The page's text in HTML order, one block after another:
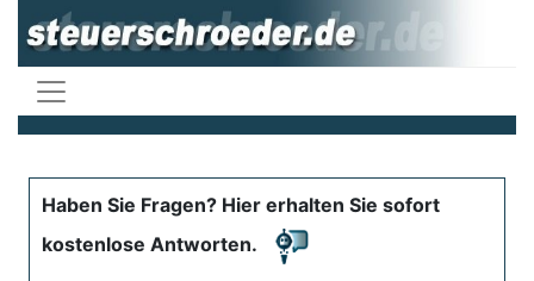
Haben Sie Fragen? Hier erhalten Sie sofort
kostenlose Antworten.